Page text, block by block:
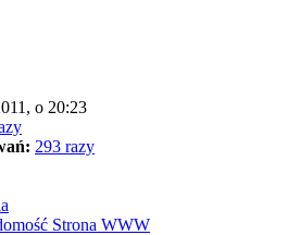
o 20:23
293 razy
Strona WWW